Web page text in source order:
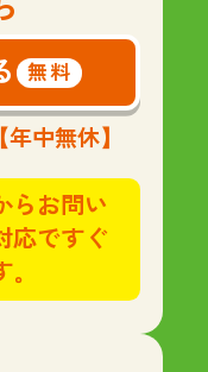
無料
【年中無休】
らお問い
応ですぐ